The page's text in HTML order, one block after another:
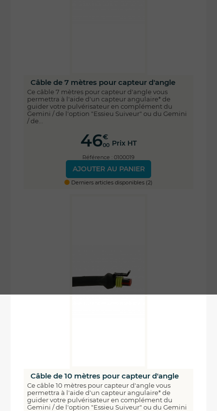
Câble de 7 mètres pour capteur d'angle
Ce câble 7 mètres pour capteur d'angle vous
permettra à l'aide d'un capteur angulaire* de
guider votre pulvérisateur en complément du
Gemini / de l'option "Essieu Suiveur" ou du Gemini
/ de...
46€
00 Prix HT
Référence : 0100019
AJOUTER AU PANIER
Derniers articles disponibles (2)
Câble de 10 mètres pour capteur d'angle
Ce câble 10 mètres pour capteur d'angle vous
permettra à l'aide d'un capteur angulaire* de
guider votre pulvérisateur en complément du
Gemini / de l'option "Essieu Suiveur" ou du Gemini